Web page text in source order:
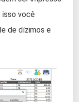
isso você
de dízimos e